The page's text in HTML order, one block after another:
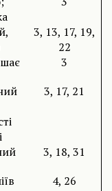
3, 13, 17, 19,
22
3
3, 17, 21
3, 18, 31
4, 26